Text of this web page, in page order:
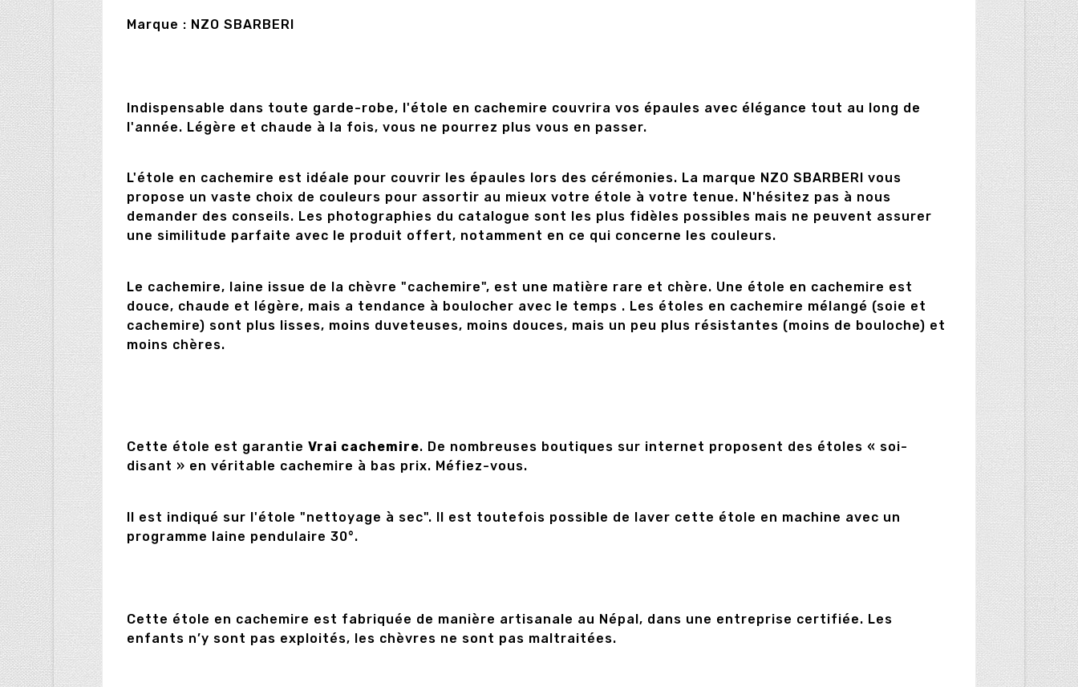
Marque : NZO SBARBERI
Indispensable dans toute garde-robe, l'étole en cachemire couvrira vos épaules avec élégance tout au long de
l'année. Légère et chaude à la fois, vous ne pourrez plus vous en passer.
L'étole en cachemire est idéale pour couvrir les épaules lors des cérémonies. La marque NZO SBARBERI vous
propose un vaste choix de couleurs pour assortir au mieux votre étole à votre tenue. N'hésitez pas à nous
demander des conseils. Les photographies du catalogue sont les plus fidèles possibles mais ne peuvent assurer
une similitude parfaite avec le produit offert, notamment en ce qui concerne les couleurs.
Le cachemire, laine issue de la chèvre "cachemire", est une matière rare et chère. Une étole en cachemire est
douce, chaude et légère, mais a tendance à boulocher avec le temps . Les étoles en cachemire mélangé (soie et
cachemire) sont plus lisses, moins duveteuses, moins douces, mais un peu plus résistantes (moins de bouloche) et
moins chères.
Cette étole est garantieVrai cachemire. De nombreuses boutiques sur internet proposent des étoles « soi-
disant » en véritable cachemire à bas prix. Méfiez-vous.
Il est indiqué sur l'étole "nettoyage à sec". Il est toutefois possible de laver cette étole en machine avec un
programme laine pendulaire 30°.
Cette étole en cachemire est fabriquée de manière artisanale au Népal, dans une entreprise certifiée. Les
enfants n’y sont pas exploités, les chèvres ne sont pas maltraitées.